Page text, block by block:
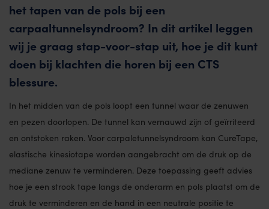
het tapen van de pols bij een
carpaaltunnelsyndroom? In dit artikel leggen
wij je graag stap-voor-stap uit, hoe je dit kunt
doen bij klachten die horen bij een CTS
blessure.
In het midden van de pols loopt een tunnel waar de zenuwen
en pezen doorlopen. De tunnel kan vernauwd zijn of geïrriteerd
en ontstoken raken. Voor carpaletunnelsyndroom kan CureTape,
elastische kinesiotape worden aangebracht om de druk op de
mediane zenuw te verminderen. Deze toepassing geeft advies
hoe je een strook tape langs de onderarm en pols plaatst om de
druk te verminderen en de hand in een neutrale positie te